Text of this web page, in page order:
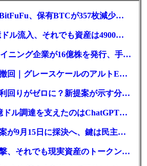
ビットコイン企業BitFuFu、保有BTCが357枚減少｜前払いが要因
ソラナETFに2.6億ドル流入、それでも資産は4900万ドル減
売上ゼロのBTCマイニング企業が16億株を発行、手元現金は23万ドル
わずか190秒で3件撤回｜グレースケールのアルトETF戦略に変化か
イーサリアムの純利回りがゼロに？新提案が示す分岐点とは
セイラー氏、150億ドル調達を支えたのはChatGPT｜新型優先株
米重要仮想通貨法案が9月15日に採決へ、鍵は民主党7人の賛成票
四半期で99件の攻撃、それでも現実資産のトークン化は最高値